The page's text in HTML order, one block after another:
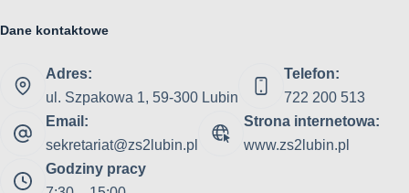
Dane kontaktowe
Adres:
ul. Szpakowa 1, 59-300 Lubin
Telefon:
722 200 513
Email:
sekretariat@zs2lubin.pl
Strona internetowa:
www.zs2lubin.pl
Godziny pracy